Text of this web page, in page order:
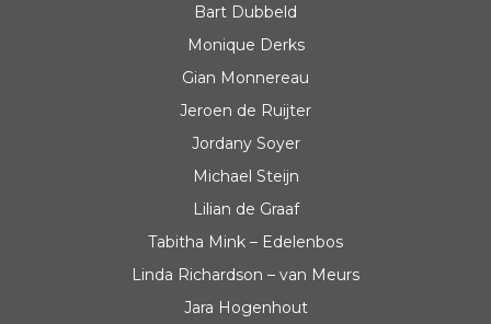
Bart Dubbeld
Monique Derks
Gian Monnereau
Jeroen de Ruijter
Jordany Soyer
Michael Steijn
Lilian de Graaf
Tabitha Mink – Edelenbos
Linda Richardson – van Meurs
Jara Hogenhout